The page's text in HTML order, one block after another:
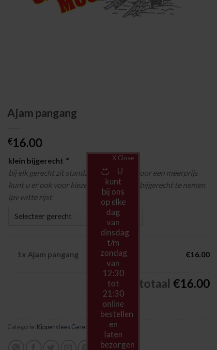
Ajam pangang
€16.00
klein bijgerecht *
bij elk gerecht zit standaard witte rijst, voor een meerprijs
kunt u er ook voor kiezen om een ander bijgerecht te nemen
ipv witte rijst
1x Ajam pangang €16.00
Subtotaal €16.00
Categorie: Kippenvlees Gerechten
X Close
U
kunt
bij ons
op elke
dag
van
dinsdag
t/m
zondag
van
12:30
tot
21:30
online
bestellen
en
laten
bezorgen